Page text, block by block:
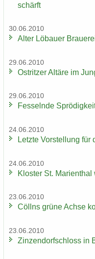
schärft
30.06.2010
Alter Lö­bau­er
29.06.2010
Ost­rit­zer Al­tä­re im
29.06.2010
Fes­seln­de
24.06.2010
Letz­te Vor­stel­lung für
24.06.2010
Klos­ter St.
23.06.2010
Cöll­ns grüne Achse
23.06.2010
Zin­zen­dorf­schloss in